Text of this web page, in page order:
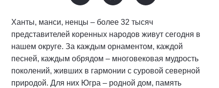
Ханты, манси, ненцы – более 32 тысяч
представителей коренных народов живут сегодня в
нашем округе. За каждым орнаментом, каждой
песней, каждым обрядом – многовековая мудрость
поколений, живших в гармонии с суровой северной
природой. Для них Югра – родной дом, память